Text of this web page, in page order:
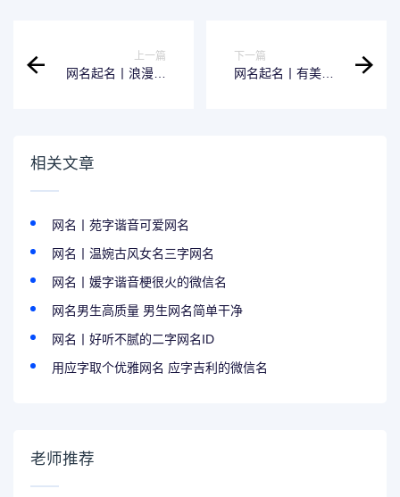
上一篇
网名起名丨浪漫绝
下一篇
网名起名丨有美好
相关文章
网名丨苑字谐音可爱网名
网名丨温婉古风女名三字网名
网名丨媛字谐音梗很火的微信名
网名男生高质量 男生网名简单干净
网名丨好听不腻的二字网名ID
用应字取个优雅网名 应字吉利的微信名
老师推荐